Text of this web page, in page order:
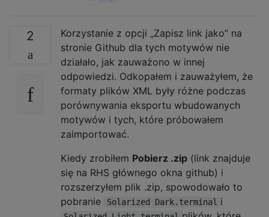
2
Korzystanie z opcji „Zapisz link jako” na
stronie Github dla tych motywów nie
działało, jak zauważono w innej
odpowiedzi. Odkopałem i zauważyłem, że
formaty plików XML były różne podczas
porównywania eksportu wbudowanych
motywów i tych, które próbowałem
zaimportować.
Kiedy zrobiłem Pobierz .zip (link znajduje
się na RHS głównego okna github) i
rozszerzyłem plik .zip, spowodowało to
pobranie
Solarized Dark.terminal i